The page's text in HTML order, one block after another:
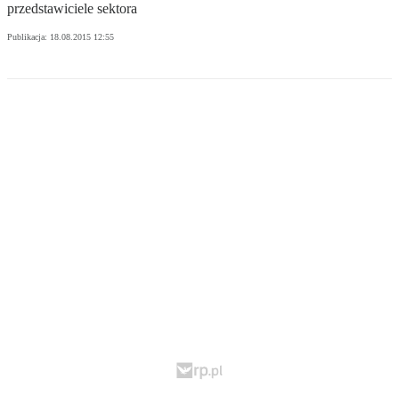
przedstawiciele sektora
Publikacja: 18.08.2015 12:55